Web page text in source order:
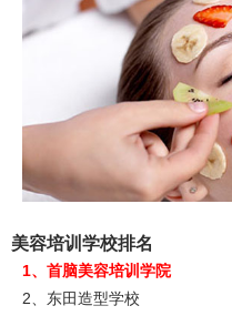
美容培训学校排名
1、首脑美容培训学院
2、东田造型学校